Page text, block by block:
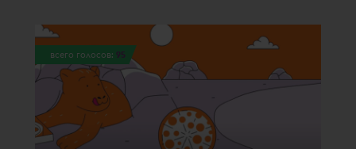
всего голосов: 95